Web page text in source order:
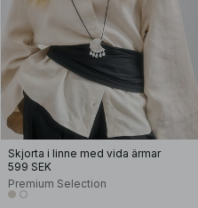
Skjorta i linne med vida ärmar
599 SEK
Premium Selection